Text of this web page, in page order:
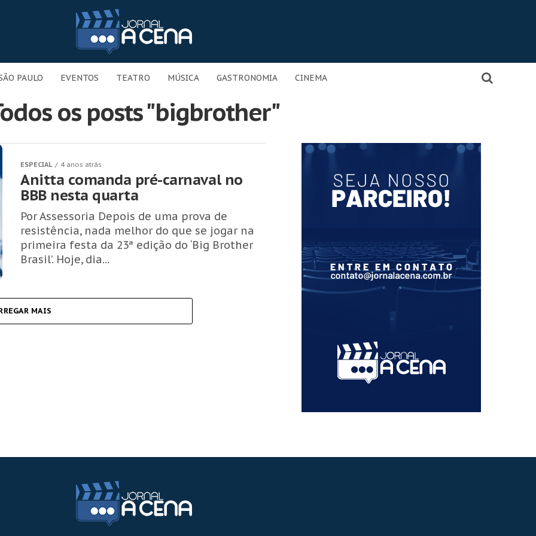
PAULO EVENTOS TEATRO MÚSICA GASTRONOMIA CINEMA
os posts "bigbrother"
ESPECIAL 4 anos atrás
Anitta comanda pré-carnaval no
BBB nesta quarta
Por Assessoria Depois de uma prova de
resistência, nada melhor do que se jogar na
primeira festa da 23ª edição do ‘Big Brother
Brasil’. Hoje, dia...
MAIS